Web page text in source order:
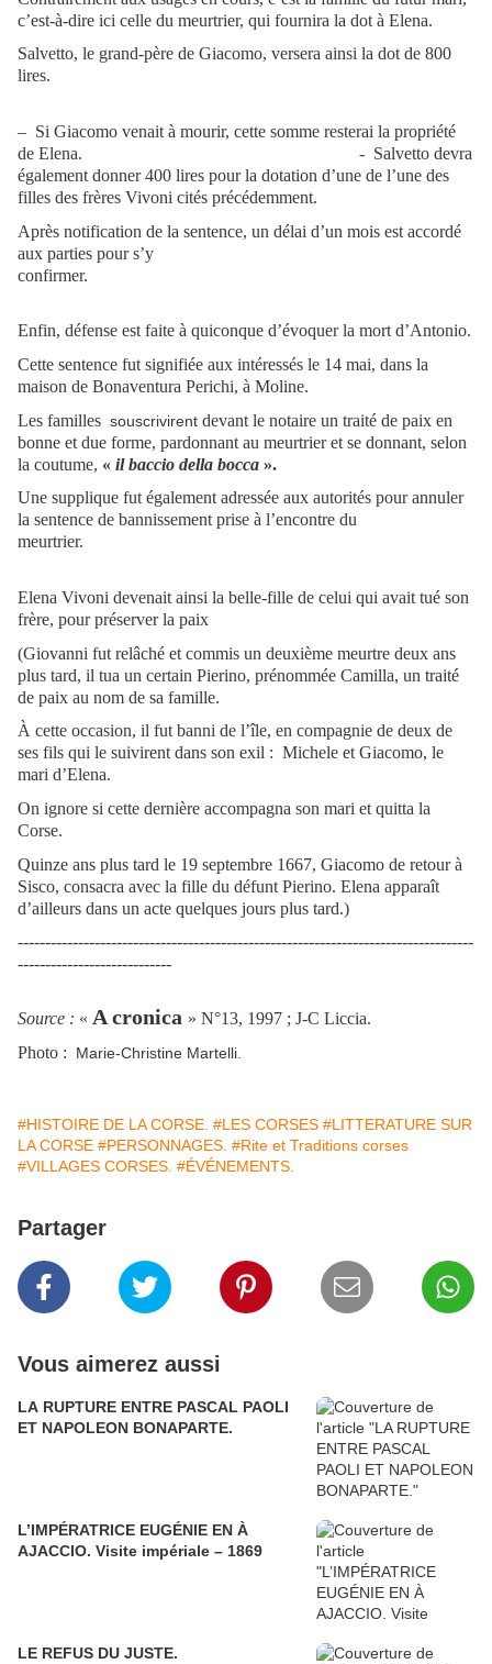
c’est-à-dire ici celle du meurtrier, qui fournira la dot à Elena.
Salvetto, le grand-père de Giacomo, versera ainsi la dot de 800
lires.
– Si Giacomo venait à mourir, cette somme resterai la propriété
de Elena. - Salvetto devra
également donner 400 lires pour la dotation d’une de l’une des
filles des frères Vivoni cités précédemment.
Après notification de la sentence, un délai d’un mois est accordé
aux parties pour s’y
confirmer.
Enfin, défense est faite à quiconque d’évoquer la mort d’Antonio.
Cette sentence fut signifiée aux intéressés le 14 mai, dans la
maison de Bonaventura Perichi, à Moline.
Les familles souscrivirent devant le notaire un traité de paix en
bonne et due forme, pardonnant au meurtrier et se donnant, selon
la coutume, « il baccio della bocca ».
Une supplique fut également adressée aux autorités pour annuler
la sentence de bannissement prise à l’encontre du
meurtrier.
Elena Vivoni devenait ainsi la belle-fille de celui qui avait tué son
frère, pour préserver la paix
(Giovanni fut relâché et commis un deuxième meurtre deux ans
plus tard, il tua un certain Pierino, prénommée Camilla, un traité
de paix au nom de sa famille.
À cette occasion, il fut banni de l’île, en compagnie de deux de
ses fils qui le suivirent dans son exil : Michele et Giacomo, le
mari d’Elena.
On ignore si cette dernière accompagna son mari et quitta la
Corse.
Quinze ans plus tard le 19 septembre 1667, Giacomo de retour à
Sisco, consacra avec la fille du défunt Pierino. Elena apparaît
d’ailleurs dans un acte quelques jours plus tard.)
-----------------------------------------------------------------------------------
----------------------------
Source : « A cronica » N°13, 1997 ; J-C Liccia.
Photo :
Marie-Christine Martelli.
#HISTOIRE DE LA CORSE. #LES CORSES #LITTERATURE SUR
LA CORSE #PERSONNAGES. #Rite et Traditions corses
#VILLAGES CORSES. #ÉVÉNEMENTS.
Partager
Vous aimerez aussi
LA RUPTURE ENTRE PASCAL PAOLI
ET NAPOLEON BONAPARTE.
L’IMPÉRATRICE EUGÉNIE EN À
AJACCIO. Visite impériale – 1869
LE REFUS DU JUSTE.